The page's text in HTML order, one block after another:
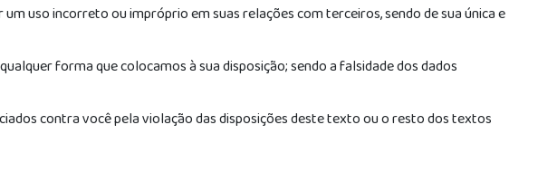
uso incorreto ou impróprio em suas relações com terceiros, sendo de sua única e
forma que colocamos à sua disposição; sendo a falsidade dos dados
contra você pela violação das disposições deste texto ou o resto dos textos